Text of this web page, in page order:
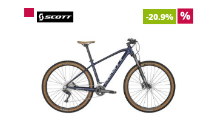
-20.9%